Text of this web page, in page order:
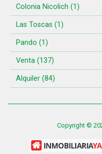
Colonia Nicolich (1)
Las Toscas (1)
Pando (1)
Venta (137)
Alquiler (84)
Copyright ©